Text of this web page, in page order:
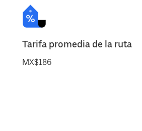
Tarifa promedia de la ruta
MX$186